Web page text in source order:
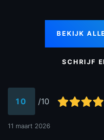
BEKIJK
SCHRIJF
10 /10
11 maart 2026